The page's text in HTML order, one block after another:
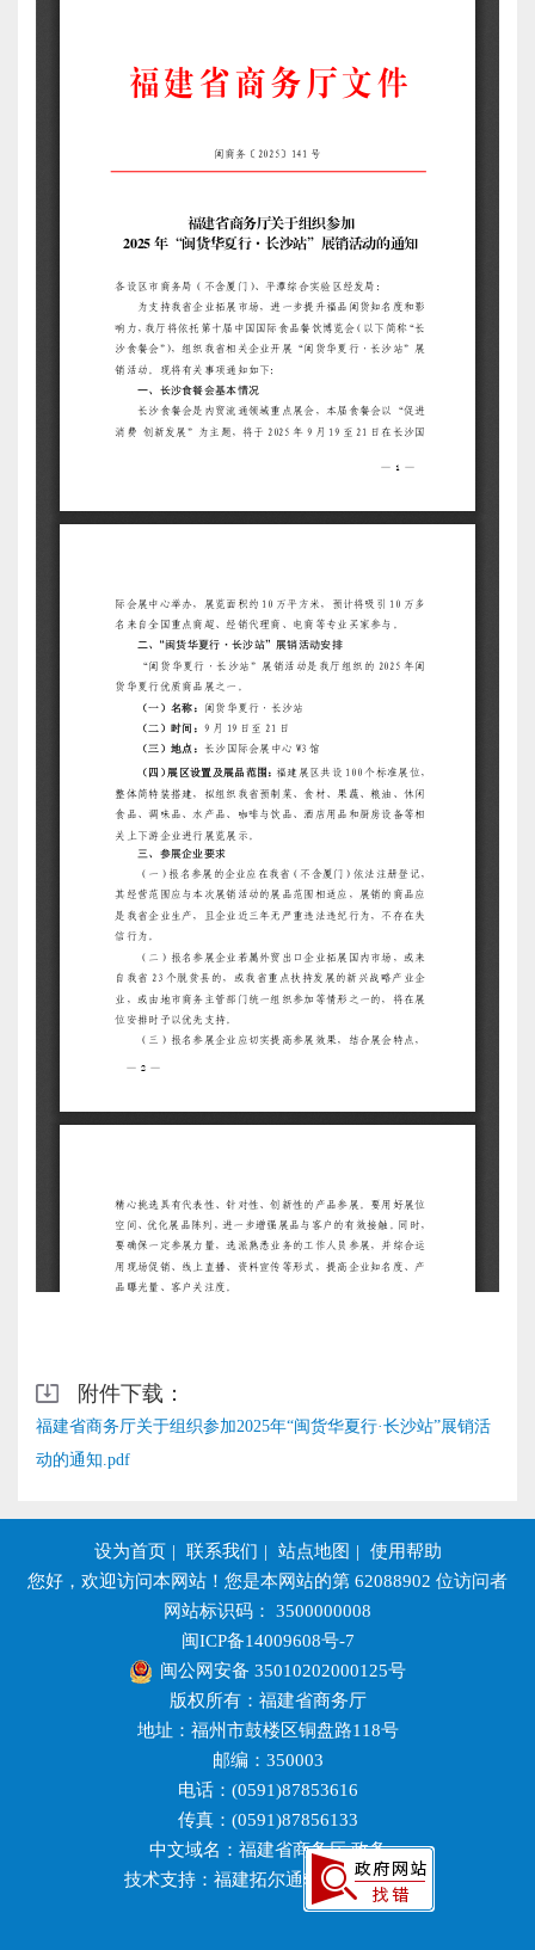
附件下载：
福建省商务厅关于组织参加2025年“闽货华夏行·长沙站”展销活
动的通知.pdf
设为首页 | 联系我们 | 站点地图 |
使用帮助
您好，欢迎访问本网站！您是本网站的第 62088902 位访问者
网站标识码： 3500000008
闽ICP备14009608号-7
闽公网安备 35010202000125号
版权所有：福建省商务厅
地址：福州市鼓楼区铜盘路118号
邮编：350003
电话：(0591)87853616
传真：(0591)87856133
中文域名：福建省商务厅.政务
技术支持：福建拓尔通软件有限公司